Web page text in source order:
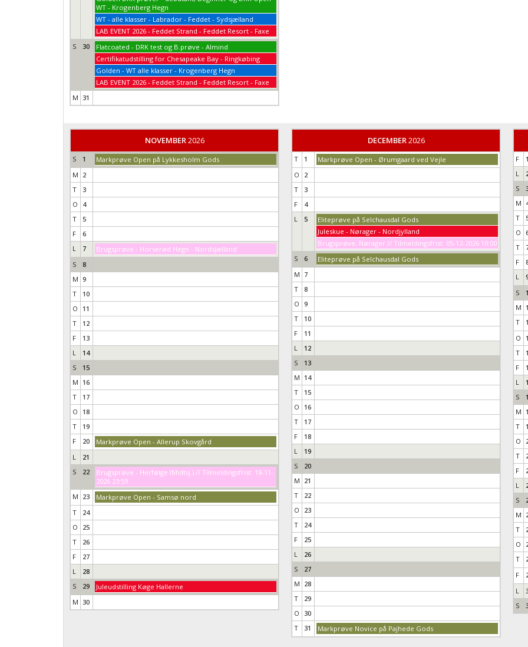
WT - Krogenberg Hegn
WT - alle klasser - Labrador - Feddet - Sydsjælland
LAB EVENT 2026 - Feddet Strand - Feddet Resort - Faxe
S
30
Flatcoated - DRK test og B.prøve - Almind
Certifikatudstilling for Chesapeake Bay - Ringkøbing
Golden - WT alle klasser - Krogenberg Hegn
LAB EVENT 2026 - Feddet Strand - Feddet Resort - Faxe
M 31
NOVEMBER2026
S 1
Markprøve Open på Lykkesholm Gods
M 2
T
3
O
4
T
5
F
6
L
7
Brugsprøve - Horserød Hegn - Nordsjælland
S
8
M 9
T
10
O
11
T
12
F
13
L
14
S
15
M 16
T
17
O
18
T
19
F
20
Markprøve Open - Allerup Skovgård
L
21
S
22
Brugsprøve - Herfølge (Midtsj.) // Tilmeldingsfrist: 18-11-
2026 23:59
M 23
Markprøve Open - Samsø nord
T
24
O
25
T
26
F
27
L
28
S
29
Juleudstilling Køge Hallerne
M 30
DECEMBER2026
T 1
Markprøve Open - Ørumgaard ved Vejle
O
2
T
3
F
4
L
5
Eliteprøve på Selchausdal Gods
Juleskue - Nørager - Nordjylland
Brugsprøve, Nørager // Tilmeldingsfrist: 05-12-2026 10:00
S
6
Eliteprøve på Selchausdal Gods
M 7
T
8
O 9
T
10
F
11
L
12
S
13
M 14
T
15
O
16
T
17
F
18
L
19
S
20
M 21
T
22
O
23
T
24
F
25
L
26
S
27
M 28
T
29
O 30
T
31 Markprøve Novice på Pajhede Gods
F
1
L
S
M
T
O
T
F
L
S
M
T
O
T
F
L
S
M
T
O
T
F
L
S
M
T
O
T
F
L
S